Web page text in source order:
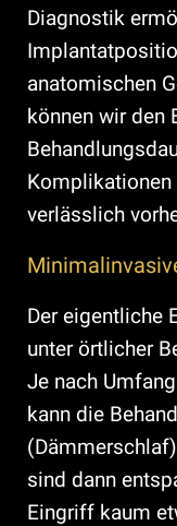
Diagnostik
anatomischen
können wir den
verlässlich
Der eigentliche
unter örtlicher
Je nach
kann die
sind dann
Eingriff kaum